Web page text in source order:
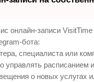
онлайн-записи
бота:
специалиста или
управлять расписанием и
о новых услугах